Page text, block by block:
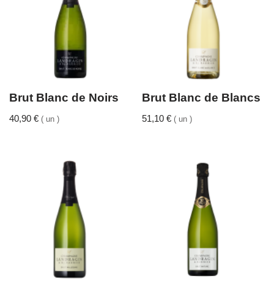
Brut Blanc de Noirs
40,90 € ( un )
Brut Blanc de Blancs
51,10€ ( un )